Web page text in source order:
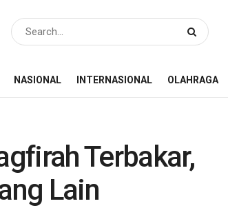
NASIONAL INTERNASIONAL OLAHRAGA
Terbakar,
Lain